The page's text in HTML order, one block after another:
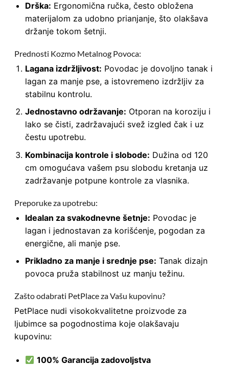
Drška: Ergonomična ručka, često obložena
materijalom za udobno prianjanje, što olakšava
držanje tokom šetnji.
Prednosti Kozmo Metalnog Povoca:
Lagana izdržljivost: Povodac je dovoljno tanak i
lagan za manje pse, a istovremeno izdržljiv za
stabilnu kontrolu.
Jednostavno održavanje: Otporan na koroziju i
lako se čisti, zadržavajući svež izgled čak i uz
čestu upotrebu.
Kombinacija kontrole i slobode: Dužina od 120
cm omogućava vašem psu slobodu kretanja uz
zadržavanje potpune kontrole za vlasnika.
Preporuke za upotrebu:
Idealan za svakodnevne šetnje: Povodac je
lagan i jednostavan za korišćenje, pogodan za
energične, ali manje pse.
Prikladno za manje i srednje pse: Tanak dizajn
povoca pruža stabilnost uz manju težinu.
Zašto odabrati PetPlace za Vašu kupovinu?
PetPlace nudi visokokvalitetne proizvode za
ljubimce sa pogodnostima koje olakšavaju
kupovinu:
100% Garancija zadovoljstva